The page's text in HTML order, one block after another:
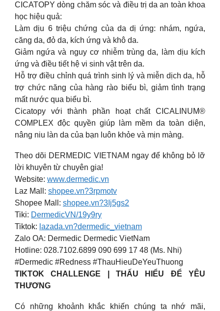
CICATOPY dòng chăm sóc và điều trị da an toàn khoa
học hiệu quả:
Làm dịu 6 triệu chứng của da dị ứng: nhám, ngứa,
căng da, đỏ da, kích ứng và khô da.
Giảm ngứa và nguy cơ nhiễm trùng da, làm dịu kích
ứng và điều tiết hệ vi sinh vật trên da.
Hỗ trợ điều chỉnh quá trình sinh lý và miễn dịch da, hỗ
trợ chức năng của hàng rào biểu bì, giảm tình trạng
mất nước qua biểu bì.
Cicatopy với thành phần hoạt chất CICALINUM®
COMPLEX độc quyền giúp làm mềm da toàn diện,
nâng niu làn da của bạn luôn khỏe và mịn màng.
Theo dõi DERMEDIC VIETNAM ngay để không bỏ lỡ
lời khuyên từ chuyên gia!
Website: www.dermedic.vn
Laz Mall: shopee.vn?3rpmotv
Shopee Mall: shopee.vn?3Ij5gs2
Tiki: DermedicVN/19y9ry
Tiktok: lazada.vn?dermedic_vietnam
Zalo OA: Dermedic Dermedic VietNam
Hotline: 028.7102.6899 090 699 17 48 (Ms. Nhi)
#Dermedic #Redness #ThauHieuDeYeuThuong
TIKTOK CHALLENGE | THẤU HIỂU ĐỂ YÊU
THƯƠNG
Có những khoảnh khắc khiến chúng ta nhớ mãi,